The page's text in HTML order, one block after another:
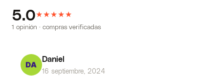
5.0★★★★★
1 opinión · compras verificadas
Daniel
16 septiembre, 2024